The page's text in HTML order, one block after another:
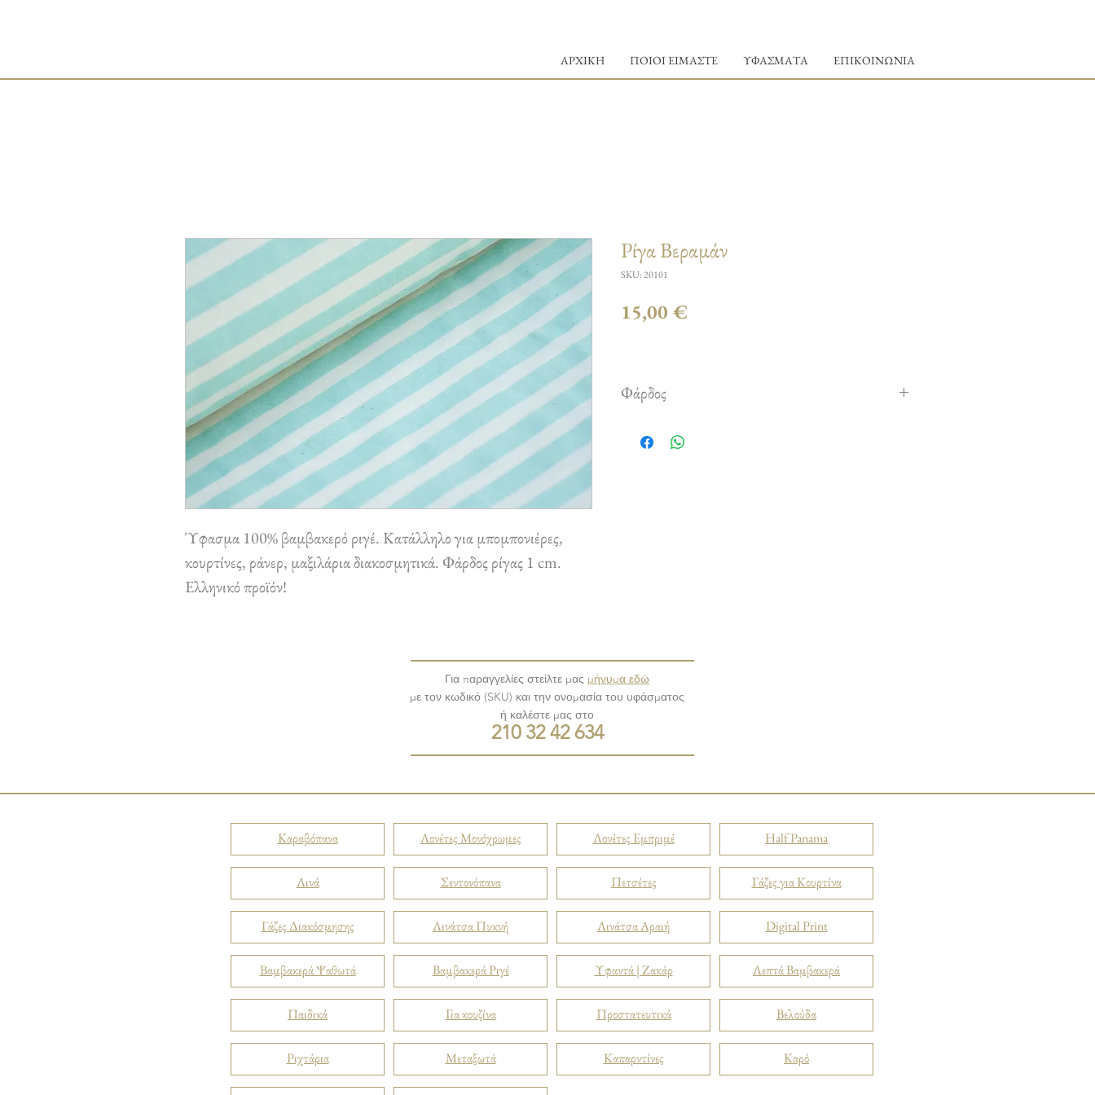
ΑΡΧΙΚΗ ΠΟΙΟΙ ΕΙΜΑΣΤΕ ΥΦΑΣΜΑΤΑ ΕΠΙΚΟΙΝΩΝΙΑ
Ύφασμα 100% βαμβακερό ριγέ. Κατάλληλο για μπομπονιέρες,
κουρτίνες, ράνερ, μαξιλάρια διακοσμητικά. Φάρδος ρίγας 1 cm.
Ελληνικό προϊόν!
Ρίγα Βεραμάν
SKU: 20101
15,00 €
Φάρδος
Για παραγγελίες στείλτε μας μήνυμα εδώ
με τον κωδικό (SKU) και την ονομασία του υφάσματος
ή καλέστε μας στο
210 32 42 634
Καραβόπανα
Λινά
Γάζες Διακόσμησης
Βαμβακερά Ψαθωτά
Παιδικά
Ριχτάρια
Λονέτες Μονόχρωμες
Σεντονόπανα
Λινάτσα Πυκνή
Βαμβακερά Ριγέ
Για κουζίνα
Μεταξωτά
Λονέτες Εμπριμέ
Πετσέτες
Λινάτσα Αραιή
Υφαντά | Ζακάρ
Προστατευτικά
Καπαρντίνες
Half Panama
Γάζες για Κουρτίνα
Digital Print
Λεπτά Βαμβακερά
Βελούδα
Καρό